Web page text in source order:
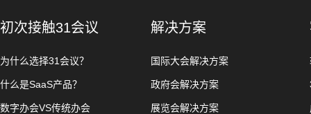
初次接触31会议
为什么选择31会议？
什么是SaaS产品？
数字办会VS传统办会
解决方案
国际大会解决方案
政府会解决方案
展览会解决方案